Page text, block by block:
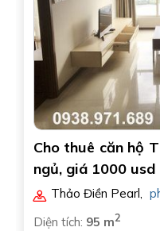
Cho thuê căn hộ
ngủ, giá 1000 usd
Thảo Điền Pearl
Diện tích: 95 m2